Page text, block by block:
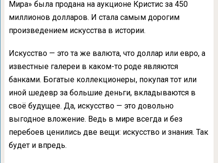
Мира» была продана на аукционе Кристис за 450
миллионов долларов. И стала самым дорогим
произведением искусства в истории.
Искусство — это та же валюта, что доллар или евро, а
известные галереи в каком-то роде являются
банками. Богатые коллекционеры, покупая тот или
иной шедевр за большие деньги, вкладываются в
своё будущее. Да, искусство — это довольно
выгодное вложение. Ведь в мире всегда и без
перебоев ценились две вещи: искусство и знания. Так
будет и впредь.